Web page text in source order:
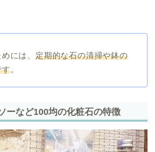
には、 定期的な石の清掃や鉢の
す。
ーなど100均の化粧石の特徴